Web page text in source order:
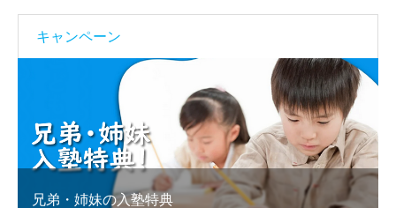
キャンペーン
兄弟・姉妹の入塾特典